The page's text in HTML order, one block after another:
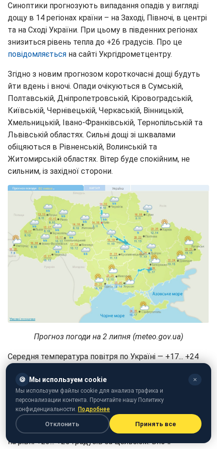
Синоптики прогнозують випадання опадів у вигляді
дощу в 14 регіонах країни – на Заході, Півночі, в центрі
та на Сході України. При цьому в південних регіонах
знизиться рівень тепла до +26 градусів. Про це
повідомляється на сайті Укргідрометцентру.
Згідно з новим прогнозом короткочасні дощі будуть
йти вдень і вночі. Опади очікуються в Сумській,
Полтавській, Дніпропетровській, Кіровоградській,
Київській, Чернівецькій, Черкаській, Вінницькій,
Хмельницькій, Івано-Франківській, Тернопільській та
Львівській областях. Сильні дощі зі шквалами
обіцяються в Рівненській, Волинській та
Житомирській областях. Вітер буде спокійним, не
сильним, із західної сторони.
Прогноз погоди на 2 липня (meteo.gov.ua)
Середня температура повітря по Україні — +17... +24
градусів. Найхолодніше буде у західних регіонах нашої
країни, стовпчики термометрів показуватимуть від
+13 до +20 градусів. У центральних регіонах
очікується від +14 до +18 градусів тепла. На Сході
максимальна температура сягатиме +25 градусів. На
Півдні України температура повітря триматиметься
на рівні +23... +26 градусів за Цельсієм. Вночі
🍪 Мы используем cookie ✕
Мы используем файлы cookie для анализа трафика и
персонализации контента. Прочитайте нашу Политику
конфиденциальности. Подробнее
Отклонить Принять все